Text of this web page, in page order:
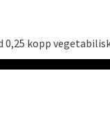
kopp